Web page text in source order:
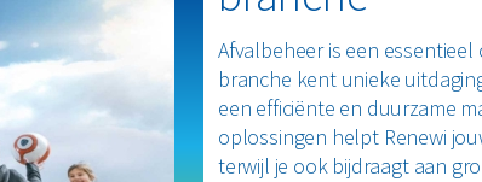
Afvalbeheer is een
branche kent unieke
een efficiënte en duurzame
oplossingen helpt Renewi
terwijl je ook bijdraagt aan